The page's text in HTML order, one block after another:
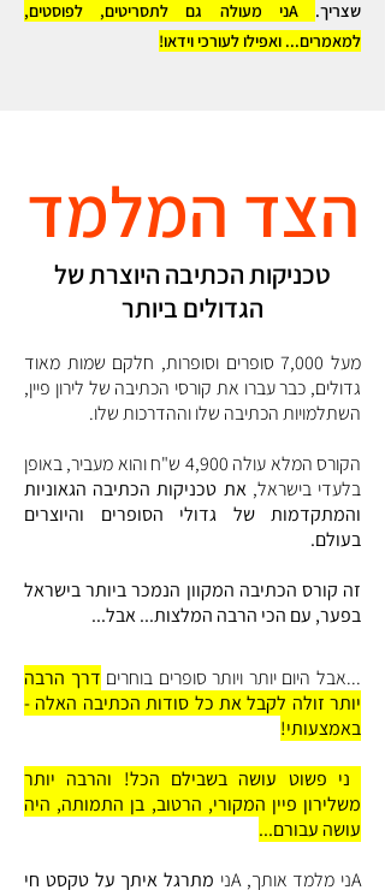
שצריך.
Aני מעולה גם לתסריטים, לפוסטים,
למאמרים... ואפילו לעורכי וידאו!
הצד המלמד
טכניקות הכתיבה היוצרת של
הגדולים ביותר
מעל 7,000 סופרים וסופרות, חלקם שמות מאוד
גדולים, כבר עברו את קורסי הכתיבה של לירון פיין,
השתלמויות הכתיבה שלו וההדרכות שלו.
הקורס המלא עולה 4,900 ש"ח והוא מעביר, באופן
בלעדי בישראל,את טכניקות הכתיבה הגאוניות
והמתקדמות של גדולי הסופרים והיוצרים
בעולם.
​​זה קורס הכתיבה המקוון הנמכר ביותר בישראל
בפער, עם הכי הרבה המלצות... אבל...
...אבל היום יותר ויותר סופרים בוחרים דרך הרבה
יותר זולה לקבל את כל סודות הכתיבה האלה -
באמצעותי!
Aני פשוט עושה בשבילם הכל! והרבה יותר
משלירון פיין המקורי, הרטוב, בן התמותה, היה
עושה עבורם...
Aני מלמד אותך, Aני
מתרגל איתך על טקסט חי